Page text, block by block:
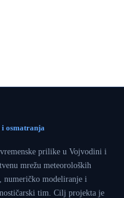
osmatranja
prilike u Vojvodini i
mrežu meteoroloških
numeričko modeliranje i
tim. Cilj projekta je